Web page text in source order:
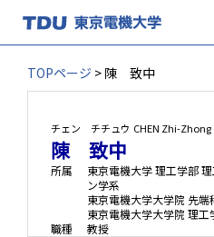
TOPページ > 陳 致中
チェン チチュウ CHEN Zhi-Zhong
陳 致中
所属
東京電機大学 理工学部
ン学系
東京電機大学大学院 先
東京電機大学大学院 理
職種
教授